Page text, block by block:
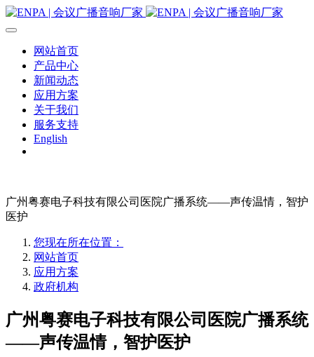
网站首页
产品中心
新闻动态
应用方案
关于我们
服务支持
English
广州粤赛电子科技有限公司医院广播系统——声传温情，智护
医护
您现在所在位置：
网站首页
应用方案
政府机构
广州粤赛电子科技有限公司医院广播系统
——声传温情，智护医护